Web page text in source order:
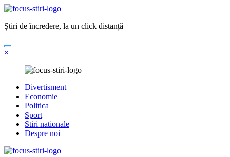
Sari
conținut
Știri de încredere, la un click distanță
×
Divertisment
Economie
Politica
Sport
Stiri nationale
Despre noi